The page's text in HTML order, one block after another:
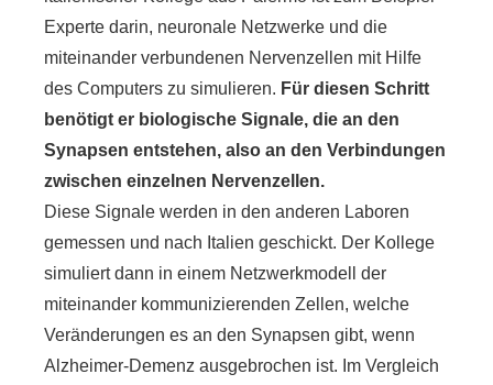
Experte darin, neuronale Netzwerke und die
miteinander verbundenen Nervenzellen mit Hilfe
des Computers zu simulieren. Für diesen Schritt
benötigt er biologische Signale, die an den
Synapsen entstehen, also an den Verbindungen
zwischen einzelnen Nervenzellen.
Diese Signale werden in den anderen Laboren
gemessen und nach Italien geschickt. Der Kollege
simuliert dann in einem Netzwerkmodell der
miteinander kommunizierenden Zellen, welche
Veränderungen es an den Synapsen gibt, wenn
Alzheimer-Demenz ausgebrochen ist. Im Vergleich